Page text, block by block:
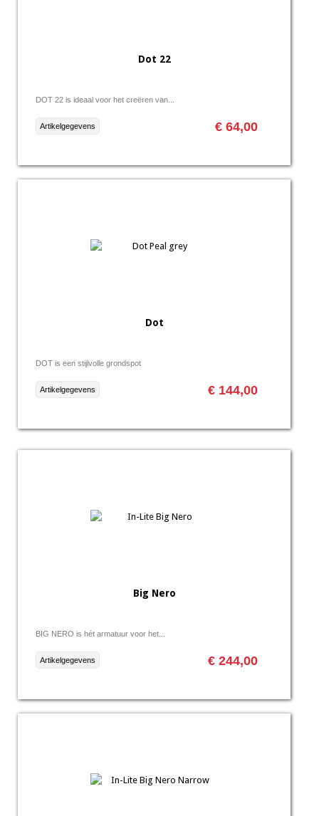
Dot 22
DOT 22 is ideaal voor het creëren van...
€ 64,00
Artikelgegevens
Dot
DOT is een stijlvolle grondspot
€ 144,00
Artikelgegevens
Big Nero
BIG NERO is hét armatuur voor het...
€ 244,00
Artikelgegevens